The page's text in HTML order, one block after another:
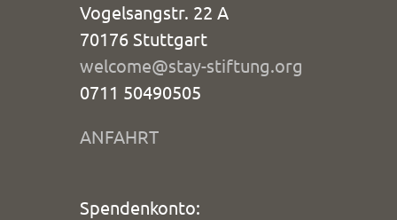
Vogelsangstr. 22 A
70176 Stuttgart
welcome@stay-stiftung.org
0711 50490505
ANFAHRT
Spendenkonto: